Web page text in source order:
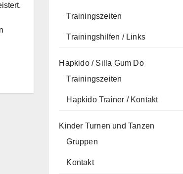
Trainingszeiten
Trainingshilfen / Links
Hapkido / Silla Gum Do
Trainingszeiten
Hapkido Trainer / Kontakt
Kinder Turnen und Tanzen
Gruppen
Kontakt